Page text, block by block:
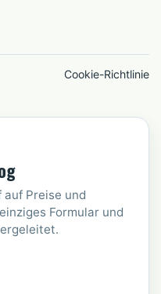
Cookie-Richtlinie
Preise und
Formular und